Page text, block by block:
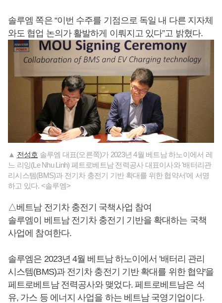
솔루엠 쪽은 “이번 수주를 기점으로 독일 내 다른 지자체
와도 협업 논의가 활발하게 이뤄지고 있다”고 밝혔다.
▲ 전성호 솔루엠 대표(오른쪽)가 2023년 4월 베트남 하노이에서 레
느 리잉(Le Nhu Linh) 페트로베트남 전력공사 대표이사와 '배터리관
리시스템(BMS)과 전기차 충전기 기반 확대를 위한 협약서'에 서명
하고 있다. <솔루엠>
△베트남 전기차 충전기 국책사업 참여
솔루엠이 베트남 전기차 충전기 기반을 확대하는 국책
사업에 참여한다.
솔루엠은 2023년 4월 베트남 하노이에서 '배터리 관리
시스템(BMS)과 전기차 충전기 기반 확대를 위한 협약'을
페트로베트남 전력공사와 맺었다. 페트로베트남은 석
유, 가스 등 에너지 사업을 하는 베트남 국영기업이다.